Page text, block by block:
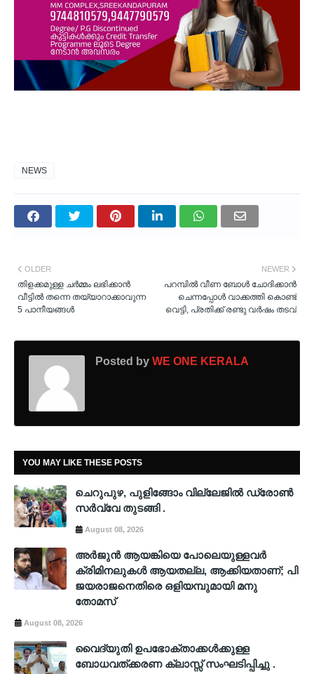
NEWS
NEWER
പറമ്പിൽ വീണ ബോൾ ചോദിക്കാൻ
ചെന്നപ്പോൾ വാക്കത്തി കൊണ്ട്
വെട്ടി, പ്രതിക്ക് രണ്ടു വർഷം തടവ്
OLDER
തിളക്കമുള്ള ചർമ്മം ലഭിക്കാൻ
വീട്ടിൽ തന്നെ തയ്യാറാക്കാവുന്ന
5 പാനീയങ്ങൾ
Posted by WE ONE KERALA
YOU MAY LIKE THESE POSTS
ചെറുപുഴ, പുളിങ്ങോം വില്ലേജിൽ ഡ്രോൺ
സർവ്വേ തുടങ്ങി .
August 08, 2026
അർജുൻ ആയങ്കിയെ പോലെയുള്ളവർ
ക്രിമിനലുകൾ ആയതല്ല, ആക്കിയതാണ്; പി
ജയരാജനെതിരെ ഒളിയമ്പുമായി മനു
തോമസ്
August 08, 2026
വൈദ്യുതി ഉപഭോക്താക്കള്‍ക്കുള്ള
ബോധവത്ക്കരണ ക്ലാസ്സ് സംഘടിപ്പിച്ചു .